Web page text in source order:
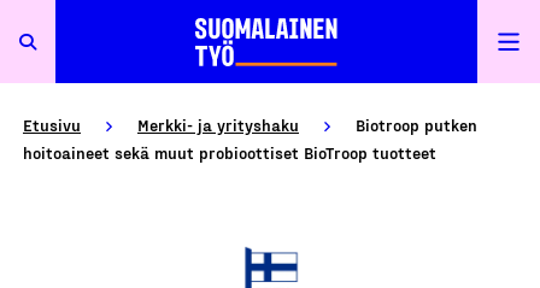
Etusivu Merkki- ja yrityshaku
Biotroop putken
hoitoaineet sekä muut probioottiset BioTroop tuotteet